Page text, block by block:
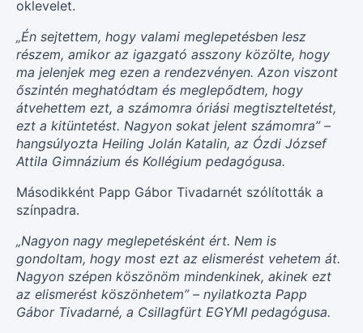
oklevelet.
„Én sejtettem, hogy valami meglepetésben lesz
részem, amikor az igazgató asszony közölte, hogy
ma jelenjek meg ezen a rendezvényen. Azon viszont
őszintén meghatódtam és meglepődtem, hogy
átvehettem ezt, a számomra óriási megtiszteltetést,
ezt a kitüntetést. Nagyon sokat jelent számomra” –
hangsúlyozta Heiling Jolán Katalin, az Ózdi József
Attila Gimnázium és Kollégium pedagógusa.
Másodikként Papp Gábor Tivadarnét szólították a
színpadra.
„Nagyon nagy meglepetésként ért. Nem is
gondoltam, hogy most ezt az elismerést vehetem át.
Nagyon szépen köszönöm mindenkinek, akinek ezt
az elismerést köszönhetem” – nyilatkozta Papp
Gábor Tivadarné, a Csillagfürt EGYMI pedagógusa.